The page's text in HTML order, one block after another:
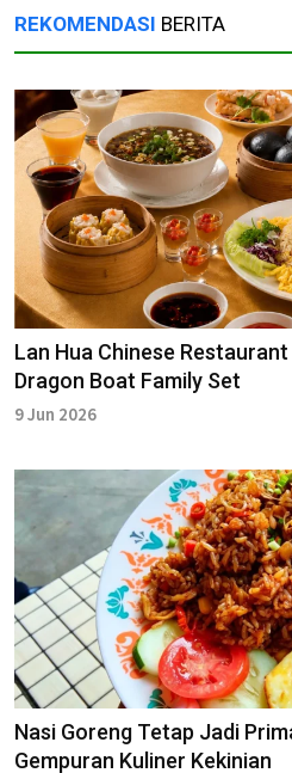
REKOMENDASI BERITA
Lan Hua Chinese
Dragon Boat Family Set
9 Jun 2026
Nasi Goreng Tetap Jadi
Gempuran Kuliner Kekinian